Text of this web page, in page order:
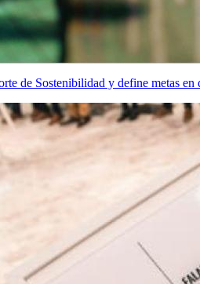
de Sostenibilidad y define metas